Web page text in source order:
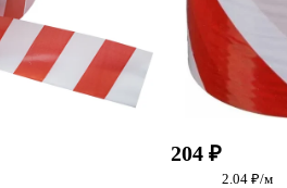
204 ₽
2.04 ₽/м